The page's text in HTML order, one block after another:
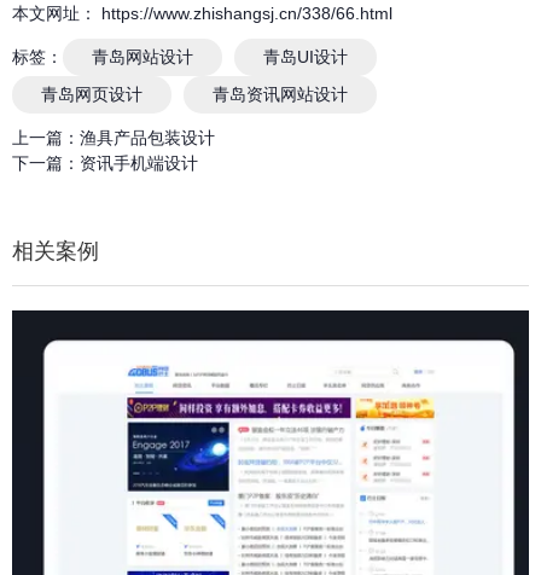
本文网址： https://www.zhishangsj.cn/338/66.html
标签： 青岛网站设计
青岛UI设计
青岛网页设计
青岛资讯网站设计
上一篇： 渔具产品包装设计
下一篇： 资讯手机端设计
相关案例